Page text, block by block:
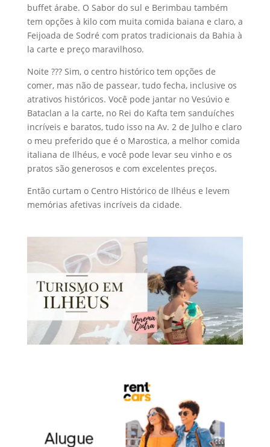
buffet árabe. O Sabor do sul e Berimbau também
tem opções à kilo com muita comida baiana e claro, a
Feijoada de Sodré com pratos tradicionais da Bahia à
la carte e preço maravilhoso.
Noite ??? Sim, o centro histórico tem opções de
comer, mas não de passear, tudo fecha, inclusive os
atrativos históricos. Você pode jantar no Vesúvio e
Bataclan a la carte, no Rei do Kafta tem sanduíches
incríveis e baratos, tudo isso na Av. 2 de Julho e claro
o meu preferido que é o Marostica, a melhor comida
italiana de Ilhéus, e você pode levar seu vinho e os
pratos são generosos e com excelentes preços.
Então curtam o Centro Histórico de Ilhéus e levem
memórias afetivas incríveis da cidade.